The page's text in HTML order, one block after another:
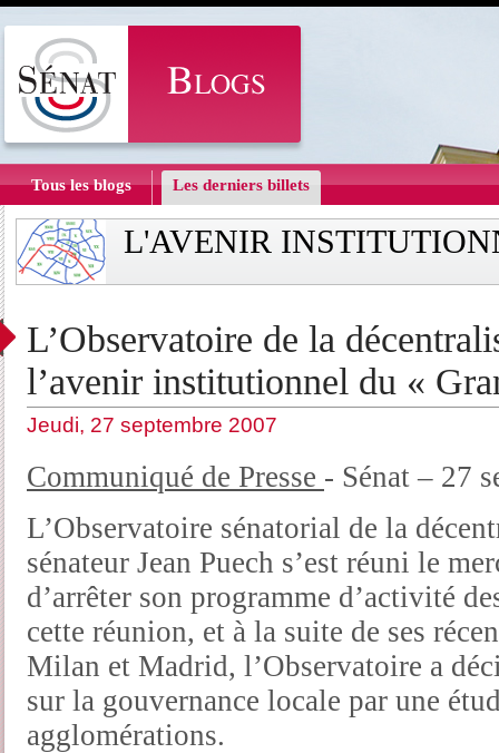
Tous les blogs Les derniers billets
L'AVENIR
L’Observatoire de la
l’avenir institutionnel du «
Jeudi, 27 septembre 2007
Communiqué de Presse - Sénat – 27
L’Observatoire sénatorial de la
sénateur Jean Puech s’est réuni le
d’arrêter son programme d’activité
cette réunion, et à la suite de ses
Milan et Madrid, l’Observatoire a
sur la gouvernance locale par une
agglomérations.